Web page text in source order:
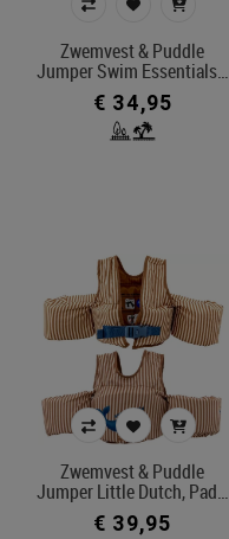
Zwemvest & Puddle
Jumper Swim Essentials…
€ 34,95
Zwemvest & Puddle
Jumper Little Dutch, Pad…
€ 39,95